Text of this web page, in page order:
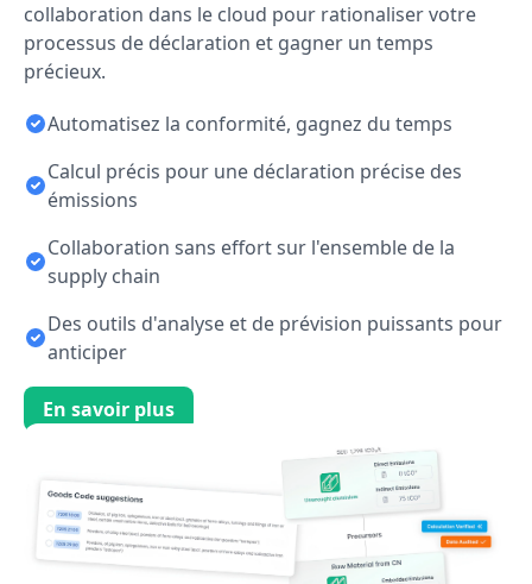
collaboration dans le cloud pour rationaliser votre
processus de déclaration et gagner un temps
précieux.
Automatisez la conformité, gagnez du temps
Calcul précis pour une déclaration précise des
émissions
Collaboration sans effort sur l'ensemble de la
supply chain
Des outils d'analyse et de prévision puissants pour
anticiper
En savoir plus